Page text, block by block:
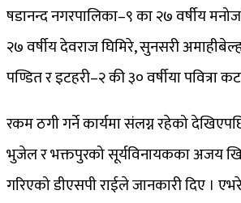
षडानन्द नगरपालिका–९ का २७ वर्षीय
२७ वर्षीय देवराज घिमिरे, सुनसरी
पण्डित र इटहरी–२ की ३० वर्षीया पवित्रा
रकम ठगी गर्ने कार्यमा संलग्न रहेको
भुजेल र भक्तपुरको सूर्यविनायकका अजय
गरिएको डीएसपी राईले जानकारी दिए ।